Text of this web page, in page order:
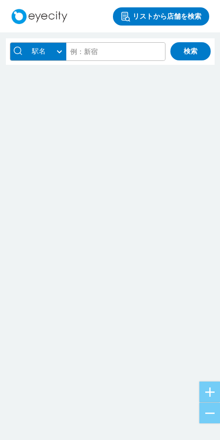
リストから店舗を検索
駅名 検索